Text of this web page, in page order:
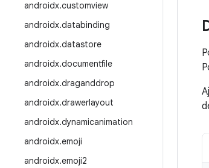
androidx.customview
androidx.databinding
androidx.datastore
androidx.documentfile
androidx.draganddrop
androidx.drawerlayout
androidx.dynamicanimation
androidx.emoji
androidx.emoji2